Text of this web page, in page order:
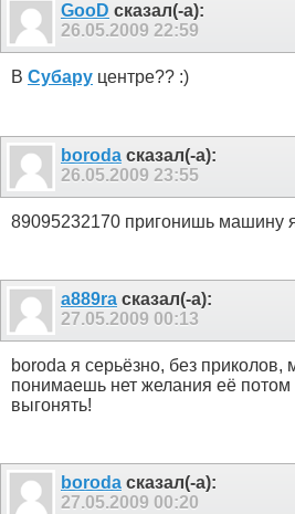
GooD сказал(-а):
26.05.2009 22:59
В Субару центре?? :)
boroda сказал(-а):
26.05.2009 23:55
89095232170 пригонишь машину
a889ra сказал(-а):
27.05.2009 00:13
boroda я серьёзно, без
понимаешь нет желания её потом
выгонять!
boroda сказал(-а):
27.05.2009 00:20